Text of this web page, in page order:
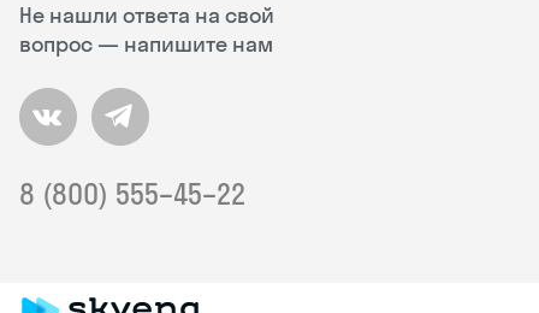
Не нашли ответа на свой
вопрос — напишите нам
8 (800) 555–45–22